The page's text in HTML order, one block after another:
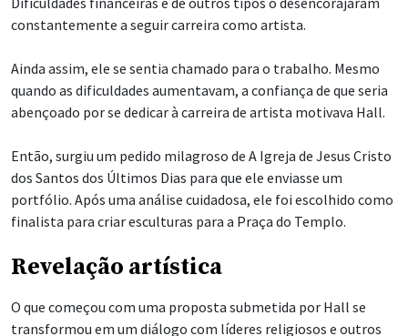
constantemente a seguir carreira como artista.
Ainda assim, ele se sentia chamado para o trabalho. Mesmo
quando as dificuldades aumentavam, a confiança de que seria
abençoado por se dedicar à carreira de artista motivava Hall.
Então, surgiu um pedido milagroso de A Igreja de Jesus Cristo
dos Santos dos Últimos Dias para que ele enviasse um
portfólio. Após uma análise cuidadosa, ele foi escolhido como
finalista para criar esculturas para a Praça do Templo.
Revelação artística
O que começou com uma proposta submetida por Hall se
transformou em um diálogo com líderes religiosos e outros